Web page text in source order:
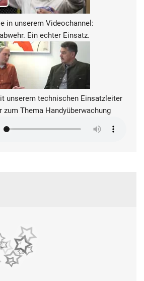
in unserem Videochannel:
Ein echter Einsatz.
unserem technischen Einsatzleiter
zum Thema Handyüberwachung